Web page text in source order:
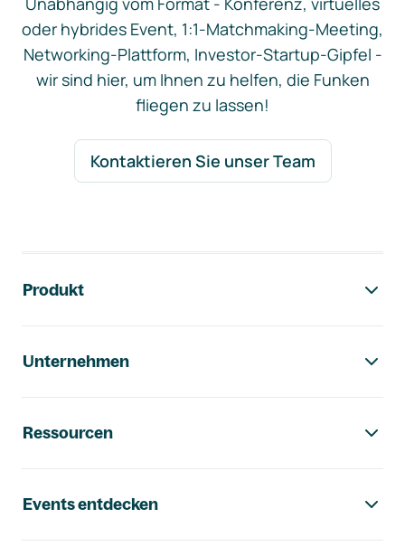
oder hybrides Event, 1:1-Matchmaking-Meeting,
Networking-Plattform, Investor-Startup-Gipfel -
wir sind hier, um Ihnen zu helfen, die Funken
fliegen zu lassen!
Kontaktieren Sie unser Team
Produkt
Unternehmen
Ressourcen
Events entdecken